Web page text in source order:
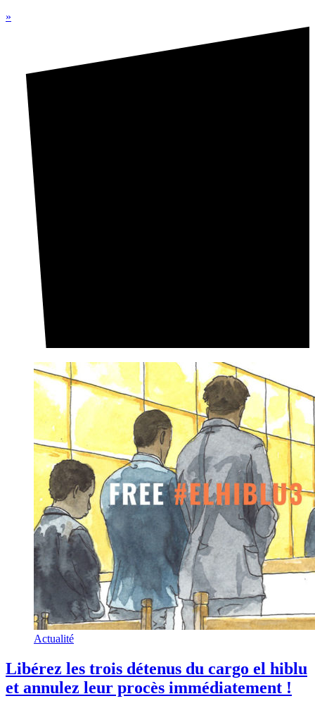
»
Actualité
Libérez les trois détenus du cargo el hiblu
et annulez leur procès immédiatement !